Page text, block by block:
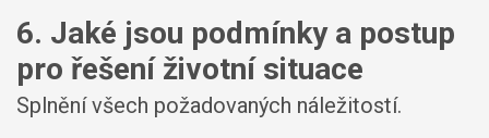
6. Jaké jsou podmínky a postup
pro řešení životní situace
Splnění všech požadovaných náležitostí.